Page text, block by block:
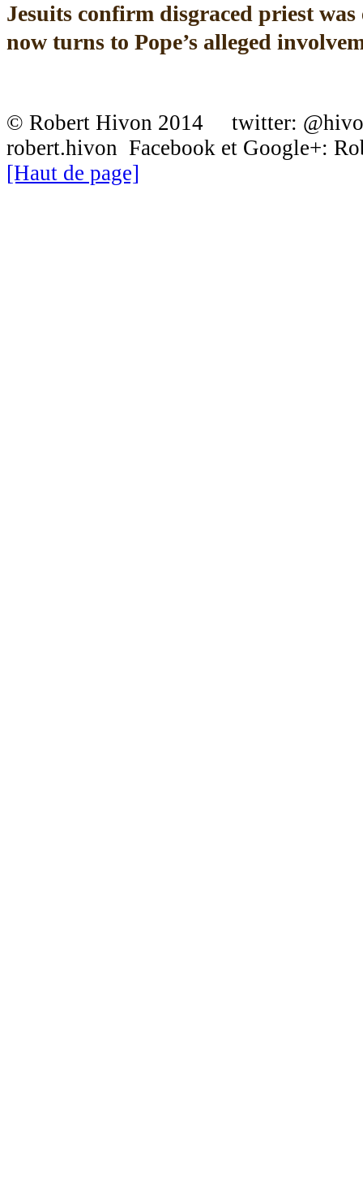
Jesuits confirm disgraced priest
now turns to Pope’s alleged
© Robert Hivon 2014 twitter:
robert.hivon Facebook et Google+:
[Haut de page]